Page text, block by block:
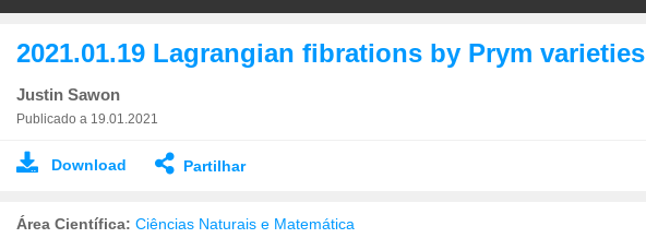
2021.01.19 Lagrangian fibrations by Prym varieties
Justin Sawon
Publicado a 19.01.2021
Download Partilhar
Área Científica: Ciências Naturais e Matemática